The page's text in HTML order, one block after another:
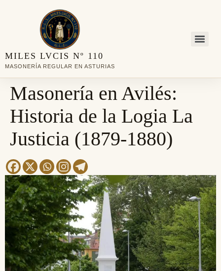
MASONERÍA REGULAR EN ASTURIAS
Masonería en Avilés:
Historia de la Logia La
Justicia (1879-1880)